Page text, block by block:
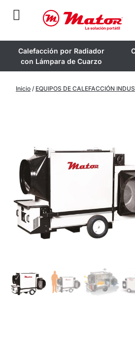
Calefacción por Radiador
con Lámpara de Cuarzo
Inicio / EQUIPOS DE CALEFACCIÓN